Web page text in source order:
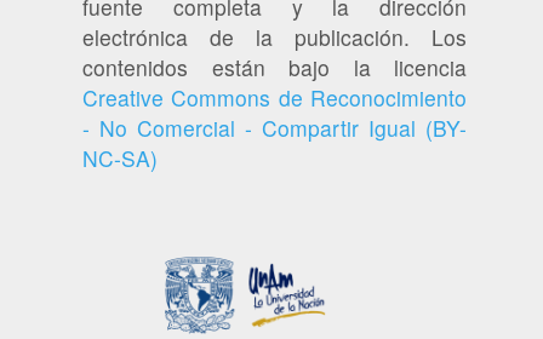
fuente completa y la dirección
electrónica de la publicación. Los
contenidos están bajo la licencia
Creative Commons de Reconocimiento
- No Comercial - Compartir Igual (BY-
NC-SA)